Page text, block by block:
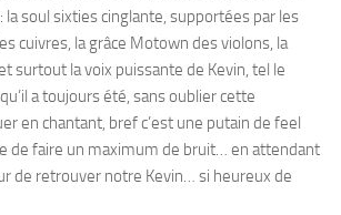
la soul sixties cinglante, supportées par les
cuivres, la grâce Motown des violons, la
surtout la voix puissante de Kevin, tel le
a toujours été, sans oublier cette
en chantant, bref c’est une putain de feel
de faire un maximum de bruit… en attendant
de retrouver notre Kevin… si heureux de